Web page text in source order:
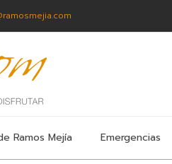
Ramos Mejía Emergencias